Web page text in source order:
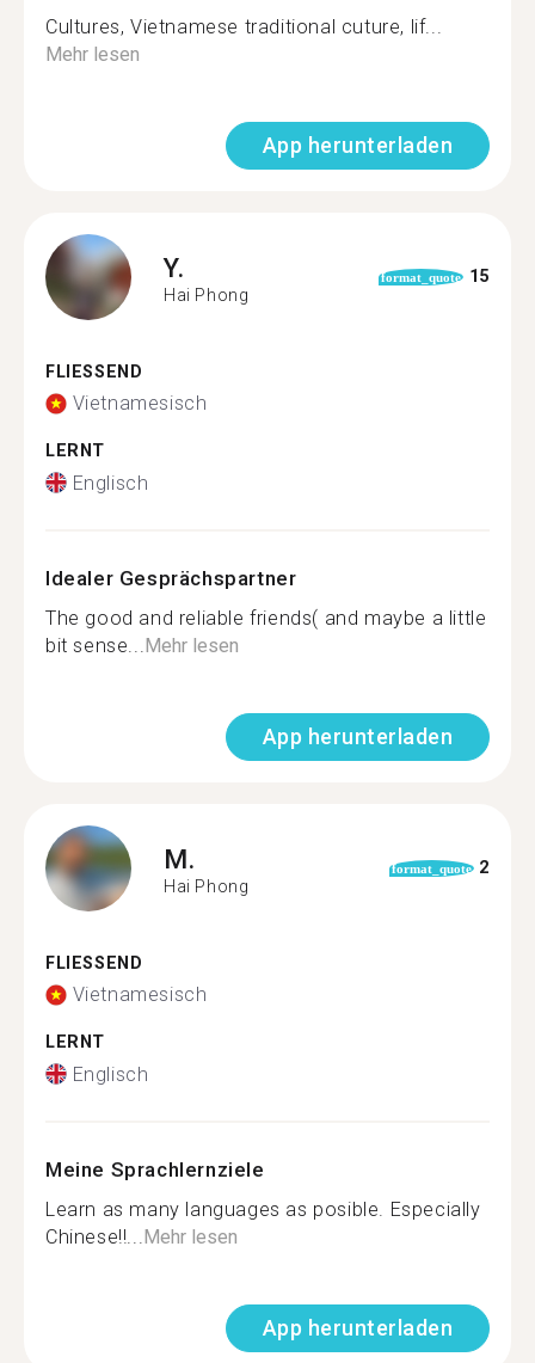
Cultures, Vietnamese traditional cuture, lif...
Mehr lesen
App herunterladen
Y.
Hai Phong
format_quote 15
FLIESSEND
Vietnamesisch
LERNT
Englisch
Idealer Gesprächspartner
The good and reliable friends( and maybe a little
bit sense... Mehr lesen
App herunterladen
M.
Hai Phong
format_quote 2
FLIESSEND
Vietnamesisch
LERNT
Englisch
Meine Sprachlernziele
Learn as many languages as posible. Especially
Chinese!!... Mehr lesen
App herunterladen